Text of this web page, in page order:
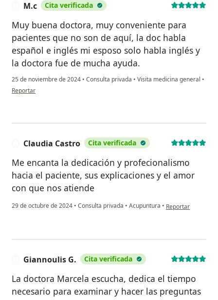
M.c Cita verificada
Muy buena doctora, muy conveniente para
pacientes que no son de aquí, la doc habla
español e inglés mi esposo solo habla inglés y
la doctora fue de mucha ayuda.
25 de noviembre de 2024 • Consulta privada • Visita medicina general •
en opinión del usuario M.c
Reportar
Claudia Castro Cita verificada
Me encanta la dedicación y profecionalismo
hacia el paciente, sus explicaciones y el amor
con que nos atiende
29 de octubre de 2024 • Consulta privada • Acupuntura • en opinión del
Reportar
Giannoulis G. Cita verificada
La doctora Marcela escucha, dedica el tiempo
necesario para examinar y hacer las preguntas